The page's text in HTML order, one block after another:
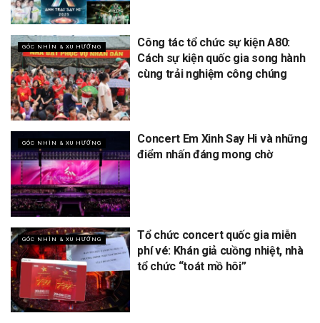
GÓC NHÌN & XU HƯỚNG
Công tác tổ chức sự kiện A80:
Cách sự kiện quốc gia song hành
cùng trải nghiệm công chúng
GÓC NHÌN & XU HƯỚNG
Concert Em Xinh Say Hi và những
điểm nhấn đáng mong chờ
GÓC NHÌN & XU HƯỚNG
Tổ chức concert quốc gia miễn
phí vé: Khán giả cuồng nhiệt, nhà
tổ chức “toát mồ hôi”